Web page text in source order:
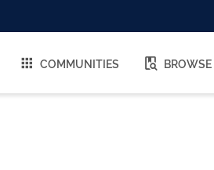
COMMUNITIES BROWSE